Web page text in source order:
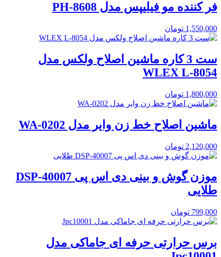
فر کننده مو فیلیپس مدل PH-8608
1,550,000 تومان
ست 3 کاره ماشین اصلاح ولکس مدل
WLEX L-8054
1,800,000 تومان
ماشین اصلاح خط زن وایر مدل WA-0202
2,120,000 تومان
موزن گوش و بینی دی اس پی DSP-40007
طلایی
799,000 تومان
برس حرارتی حرفه ای جاماکی مدل